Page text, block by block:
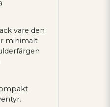
vare den
minimalt